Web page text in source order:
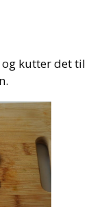
kutter det til